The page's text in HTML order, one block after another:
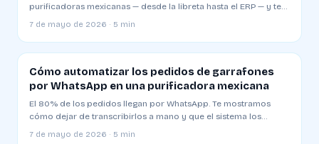
purificadoras mexicanas — desde la libreta hasta el ERP — y te
decimos cuál sirve para qué etapa de tu negocio.
7 de mayo de 2026 · 5 min
Cómo automatizar los pedidos de garrafones
por WhatsApp en una purificadora mexicana
El 80% de los pedidos llegan por WhatsApp. Te mostramos
cómo dejar de transcribirlos a mano y que el sistema los
cargue, asigne ruta y confirme al cliente — sin que toques una
7 de mayo de 2026 · 5 min